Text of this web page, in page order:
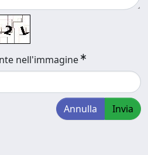
nell'immagine
Annulla Invia